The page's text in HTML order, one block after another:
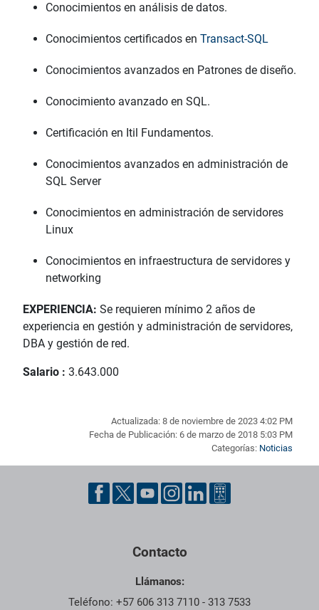
Conocimientos en análisis de datos.
Conocimientos certificados en Transact-SQL
Conocimientos avanzados en Patrones de diseño.
Conocimiento avanzado en SQL.
Certificación en Itil Fundamentos.
Conocimientos avanzados en administración de
SQL Server
Conocimientos en administración de servidores
Linux
Conocimientos en infraestructura de servidores y
networking
EXPERIENCIA: Se requieren mínimo 2 años de
experiencia en gestión y administración de servidores,
DBA y gestión de red.
Salario : 3.643.000
Actualizada: 8 de noviembre de 2023 4:02 PM
Fecha de Publicación: 6 de marzo de 2018 5:03 PM
Categorías: Noticias
Pie de página con información de contacto, redes sociales y
Contacto
Llámanos:
Teléfono: +57 606 313 7110 - 313 7533